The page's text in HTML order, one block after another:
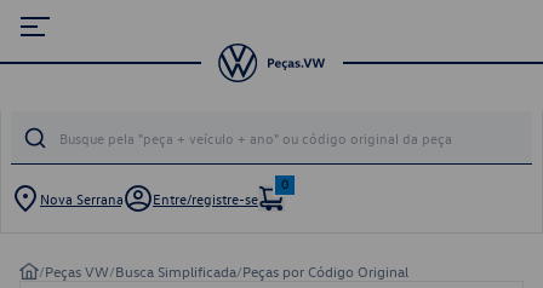
Nova Serrana Entre/registre-se
0
/Peças VW/Busca Simplificada/Peças por Código Original